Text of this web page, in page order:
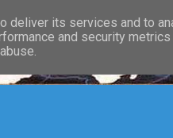
its services and to
and security